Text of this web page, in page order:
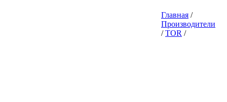
Главная /
Производители
/TOR /